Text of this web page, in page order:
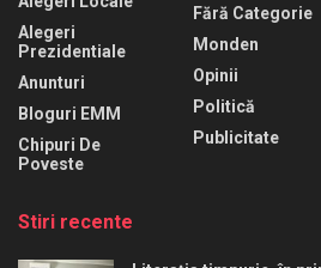
Alegeri
Prezidentiale
Anunturi
Bloguri EMM
Chipuri De
Poveste
Fără Categorie
Monden
Opinii
Politică
Publicitate
Stiri recente